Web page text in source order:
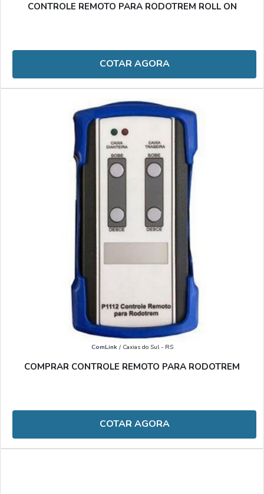
CONTROLE REMOTO PARA RODOTREM ROLL ON
COTAR AGORA
ComLink/ Caxias do Sul - RS
COMPRAR CONTROLE REMOTO PARA RODOTREM
COTAR AGORA